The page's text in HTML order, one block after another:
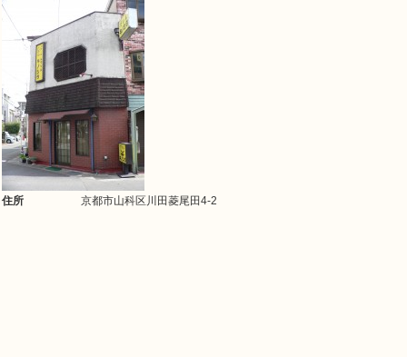
住所 京都市山科区川田菱尾田4-2